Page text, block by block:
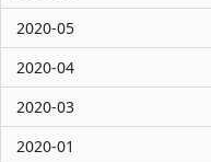
2020-05
2020-04
2020-03
2020-01